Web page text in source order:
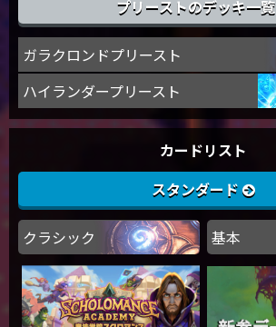
プリーストのデッキ一覧
ガラクロンドプリースト
ハイランダープリースト
カードリスト
スタンダード
クラシック 基本